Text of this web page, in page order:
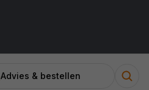
Advies & bestellen